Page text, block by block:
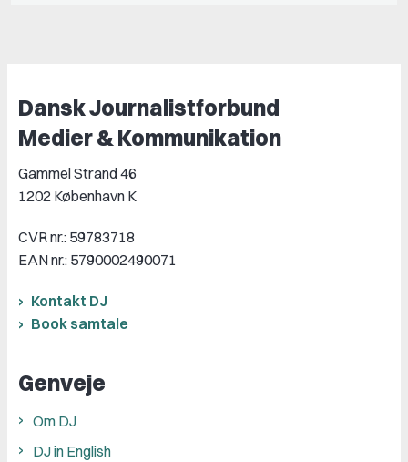
Dansk Journalistforbund
Medier & Kommunikation
Gammel Strand 46
1202 København K
CVR nr.: 59783718
EAN nr.: 5790002490071
Kontakt DJ
Book samtale
Genveje
Om DJ
DJ in English